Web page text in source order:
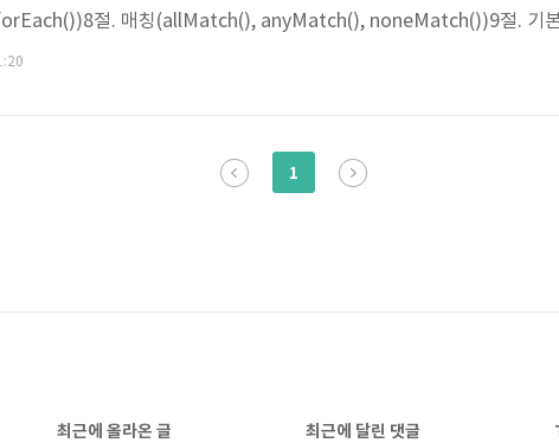
절. 매칭(allMatch(), anyMatch(), noneMatch())9절. 기
커스텀 집계(reduce())11절. 수집(collect())12절. 병렬 처리 1. 스트
1
최근에 올라온 글 최근에 달린 댓글